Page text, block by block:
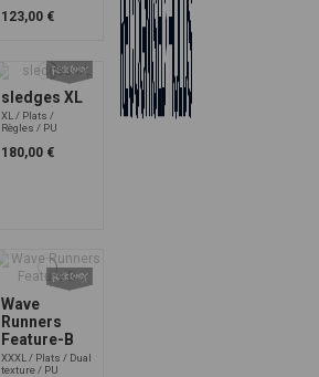
123,00 €
sledges XL
XL
Plats
Règles
PU
180,00 €
Wave
Runners
Feature-B
XXXL Plats
Dual
texture
PU